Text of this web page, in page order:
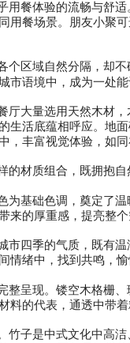
用餐体验的流畅与舒
用餐场景。朋友小聚
个区域自然分隔，却
市语境中，成为一处
厅大量选用天然木材
生活底蕴相呼应。地
，丰富视觉体验，如
的材质组合，既拥抱
为基础色调，奠定了
来的厚重感，提亮整
市四季的气质，既有
情绪中，找到共鸣，
整呈现。镂空木格栅
料的代表，通透中带
竹子是中式文化中高